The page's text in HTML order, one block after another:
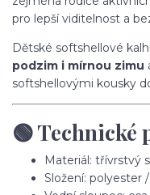
pro lepší viditelnost a
Dětské softshellové
podzim i mírnou zimu
softshellovými kousky
🟢 Technické
Materiál: třívrstvý
Složení: polyester